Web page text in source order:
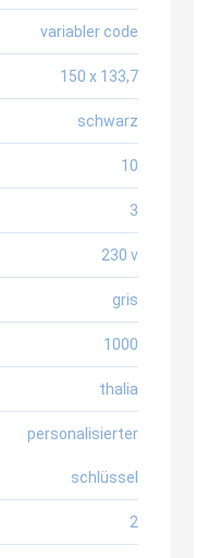
variabler code
150 x 133,7
schwarz
10
3
230 v
gris
1000
thalia
personalisierter
schlüssel
2